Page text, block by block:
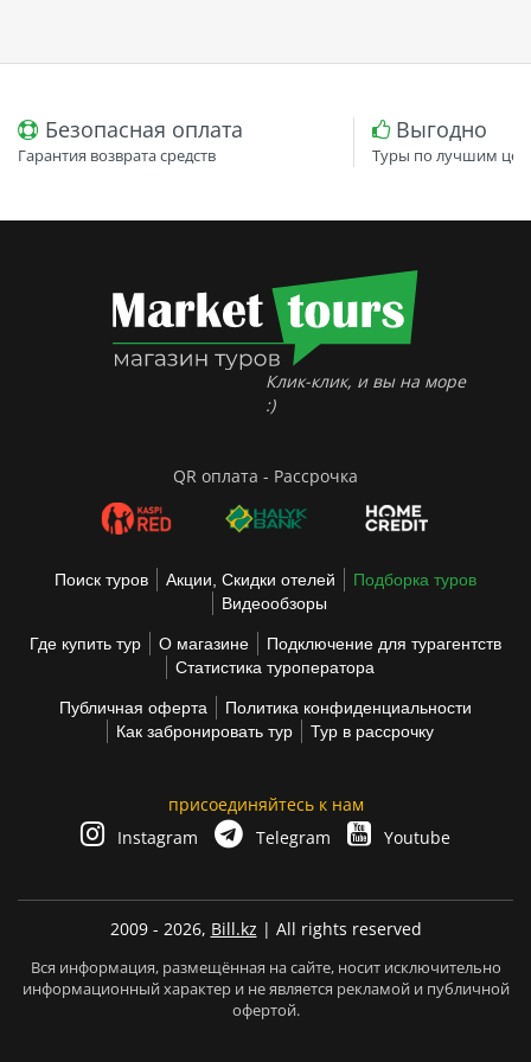
Безопасная оплата
Гарантия возврата средств
Выгодно
Туры по лучшим
Клик-клик, и вы на море
:)
QR оплата - Рассрочка
Поиск туров Акции, Скидки отелей
Подборка туров
Видеообзоры
Где купить тур О магазине
Подключение для турагентств
Статистика туроператора
Публичная оферта
Политика конфиденциальности
Как забронировать тур
Тур в рассрочку
присоединяйтесь к нам
Instagram
Telegram Youtube
2009 - 2026, Bill.kz | All rights reserved
Вся информация, размещённая на сайте, носит исключительно
информационный характер и не является рекламой и публичной
офертой.